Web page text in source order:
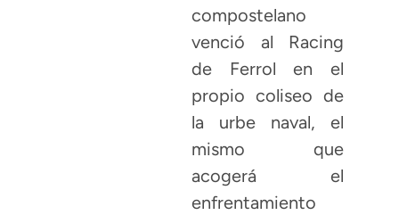
compostelano
venció al Racing
de Ferrol en el
propio coliseo de
la urbe naval, el
mismo que
acogerá el
enfrentamiento